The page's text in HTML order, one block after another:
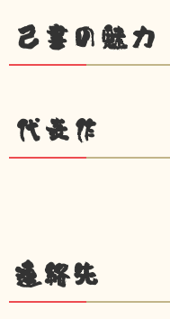
己書の魅力
代表作
連絡先